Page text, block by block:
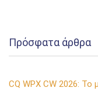
Πρόσφατα άρθρα
CQ WPX CW 2026: Το